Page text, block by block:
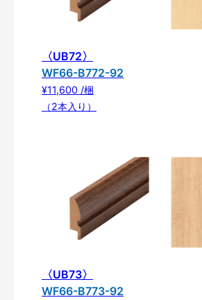
〈UB72〉
WF66-B772-92
¥11,600 /梱
（2本入り）
〈UB73〉
WF66-B773-92